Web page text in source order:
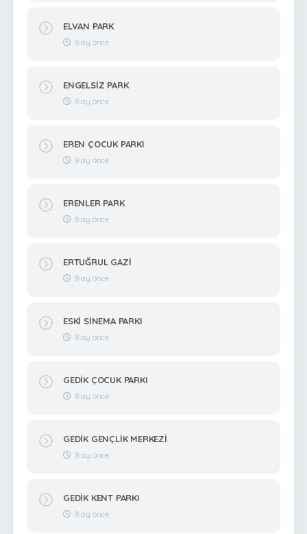
ELVAN PARK
8 ay önce
ENGELSİZ PARK
8 ay önce
EREN ÇOCUK PARKI
8 ay önce
ERENLER PARK
8 ay önce
ERTUĞRUL GAZİ
8 ay önce
ESKİ SİNEMA PARKI
8 ay önce
GEDİK ÇOCUK PARKI
8 ay önce
GEDİK GENÇLİK MERKEZİ
8 ay önce
GEDİK KENT PARKI
8 ay önce